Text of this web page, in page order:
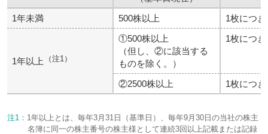
1年未満 500株以上 1枚につ
1年以上 （注1）
①500株以上
（但し、②に該当する
ものを除く。）
1枚につ
②2500株以上 1枚につ
1年未満 500株以上 1枚につ
1年以上 （注1）
①500株以上
（但し、②に該当する
ものを除く。）
1枚につ
②2500株以上 1枚につ
注1： 1年以上とは、毎年3月31日（基準日）、毎年9月30日の当社の株主
名簿に同一の株主番号の株主様として連続3回以上記載または記録